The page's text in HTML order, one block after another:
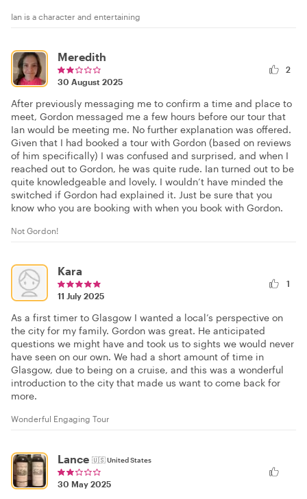
Ian is a character and entertaining
Meredith
30 August 2025
2
After previously messaging me to confirm a time and place to
meet, Gordon messaged me a few hours before our tour that
Ian would be meeting me. No further explanation was offered.
Given that I had booked a tour with Gordon (based on reviews
of him specifically) I was confused and surprised, and when I
reached out to Gordon, he was quite rude. Ian turned out to be
quite knowledgeable and lovely. I wouldn’t have minded the
switched if Gordon had explained it. Just be sure that you
know who you are booking with when you book with Gordon.
Not Gordon!
Kara
11 July 2025
1
As a first timer to Glasgow I wanted a local’s perspective on
the city for my family. Gordon was great. He anticipated
questions we might have and took us to sights we would never
have seen on our own. We had a short amount of time in
Glasgow, due to being on a cruise, and this was a wonderful
introduction to the city that made us want to come back for
more.
Wonderful Engaging Tour
Lance 🇺🇸United States
30 May 2025